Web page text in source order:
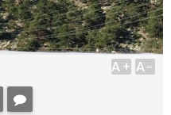
A+ A-